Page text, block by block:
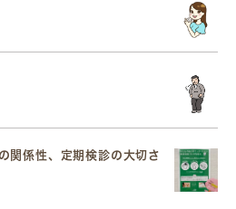
関係性、定期検診の大切さ